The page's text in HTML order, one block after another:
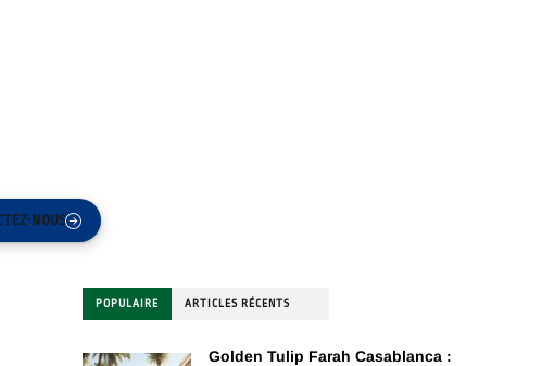
NOUS
POPULAIRE ARTICLES RÉCENTS
Golden Tulip Farah Casablanca :